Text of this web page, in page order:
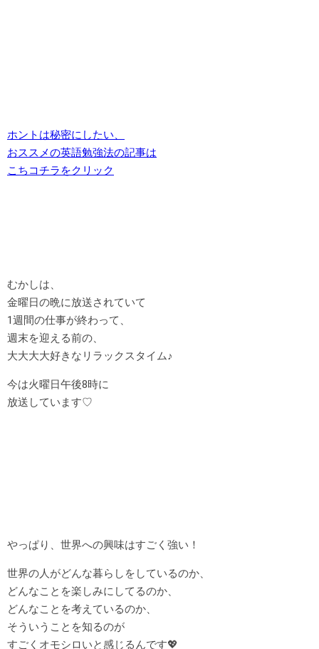
ホントは秘密にしたい、
おススメの英語勉強法の記事は
こちコチラをクリック
むかしは、
金曜日の晩に放送されていて
1週間の仕事が終わって、
週末を迎える前の、
大大大大好きなリラックスタイム♪
今は火曜日午後8時に
放送しています♡
やっぱり、世界への興味はすごく強い！
世界の人がどんな暮らしをしているのか、
どんなことを楽しみにしてるのか、
どんなことを考えているのか、
そういうことを知るのが
すごくオモシロいと感じるんです💖